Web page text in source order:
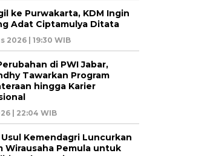
ke Purwakarta, KDM Ingin
Adat Ciptamulya Ditata
2026 | 19:30 WIB
di PWI Jabar,
Tawarkan Program
hingga Karier
| 22:04 WIB
Kemendagri Luncurkan
Wirausaha Pemula untuk